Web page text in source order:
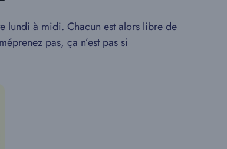
lundi à midi. Chacun est alors libre de
pas, ça n’est pas si